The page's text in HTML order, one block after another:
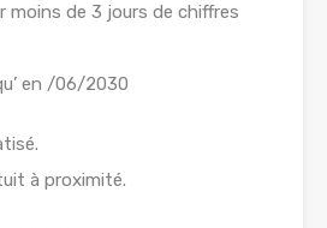
moins de 3 jours de chiffres
en /06/2030
à proximité.